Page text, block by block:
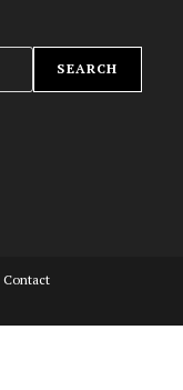
SEARCH
Contact